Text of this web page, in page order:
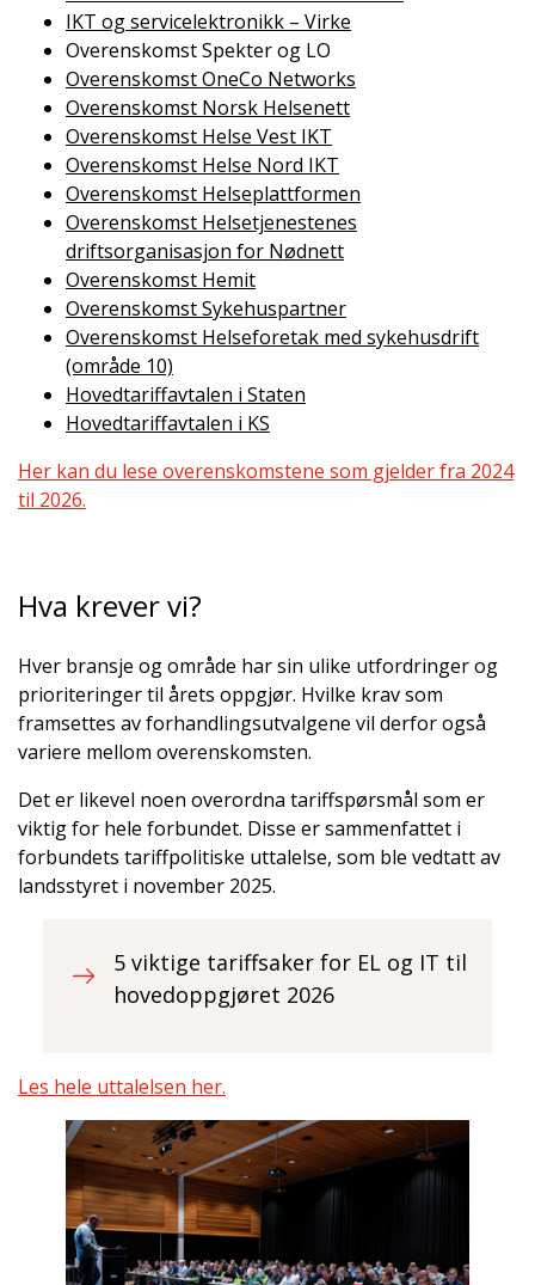
IKT og servicelektronikk – Virke
Overenskomst Spekter og LO
Overenskomst OneCo Networks
Overenskomst Norsk Helsenett
Overenskomst Helse Vest IKT
Overenskomst Helse Nord IKT
Overenskomst Helseplattformen
Overenskomst Helsetjenestenes
driftsorganisasjon for Nødnett
Overenskomst Hemit
Overenskomst Sykehuspartner
Overenskomst Helseforetak med sykehusdrift
(område 10)
Hovedtariffavtalen i Staten
Hovedtariffavtalen i KS
Her kan du lese overenskomstene som gjelder fra 2024
til 2026.
Hva krever vi?
Hver bransje og område har sin ulike utfordringer og
prioriteringer til årets oppgjør. Hvilke krav som
framsettes av forhandlingsutvalgene vil derfor også
variere mellom overenskomsten.
Det er likevel noen overordna tariffspørsmål som er
viktig for hele forbundet. Disse er sammenfattet i
forbundets tariffpolitiske uttalelse, som ble vedtatt av
landsstyret i november 2025.
5 viktige tariffsaker for EL og IT til
hovedoppgjøret 2026
Les hele uttalelsen her.